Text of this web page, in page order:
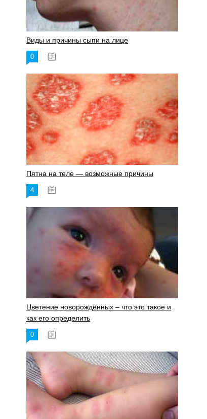
Виды и причины сыпи на лице
0
Пятна на теле — возможные причины
4
Цветение новорождённых – что это такое и
как его определить
0